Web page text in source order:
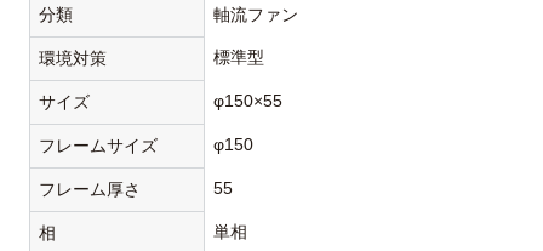
分類 軸流ファン
環境対策 標準型
サイズ φ150×55
フレームサイズ φ150
フレーム厚さ 55
相 単相